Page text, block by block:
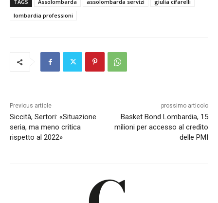
TAGS Assolombarda assolombarda servizi
giulia cifarelli
lombardia professioni
Previous article
Siccità, Sertori: «Situazione
seria, ma meno critica
rispetto al 2022»
prossimo articolo
Basket Bond Lombardia, 15
milioni per accesso al credito
delle PMI